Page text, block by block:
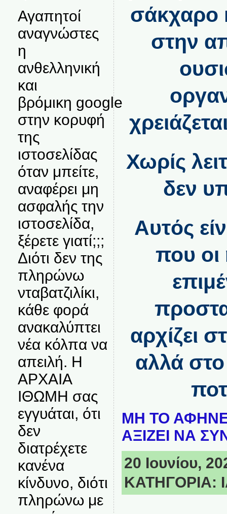
Αγαπητοί
αναγνώστες
η
ανθελληνική
και
βρόμικη google
στην κορυφή
της
ιστοσελίδας
όταν μπείτε,
αναφέρει μη
ασφαλής την
ιστοσελίδα,
ξέρετε γιατί;;;
Διότι δεν της
πληρώνω
νταβατζιλίκι,
κάθε φορά
ανακαλύπτει
νέα κόλπα να
απειλή. Η
ΑΡΧΑΙΑ
ΙΘΩΜΗ σας
εγγυάται, ότι
δεν
διατρέχετε
κανένα
κίνδυνο, διότι
πληρώνω με
σάκχαρο
στην
Χωρίς
δεν
Αυτός
που οι
αρχίζει
αλλά στο
ΜΗ ΤΟ
ΑΞΙΖΕΙ ΝΑ
20 Ιουνίου,
ΚΑΤΗΓΟΡΙΑ: